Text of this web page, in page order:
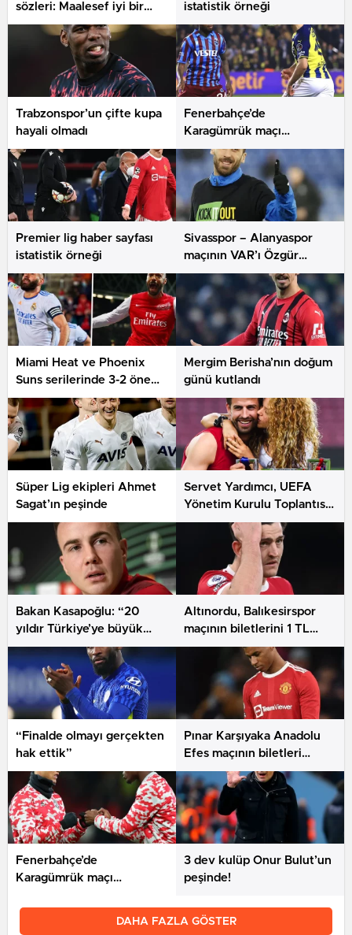
sözleri: Maalesef iyi bir
transfer
istatistik örneği
Trabzonspor’un çifte kupa
hayali olmadı
Fenerbahçe’de
Karagümrük maçı
hazırlıkları sürüyor
Premier lig haber sayfası
istatistik örneği
Sivasspor – Alanyaspor
maçının VAR’ı Özgür
Yankaya oldu
Miami Heat ve Phoenix
Suns serilerinde 3-2 öne
geçti
Mergim Berisha’nın doğum
günü kutlandı
Süper Lig ekipleri Ahmet
Sagat’ın peşinde
Servet Yardımcı, UEFA
Yönetim Kurulu Toplantısı
ve UEFA Kongresi’ne
Bakan Kasapoğlu: “20
yıldır Türkiye’ye büyük
emekler verdik”
Altınordu, Balıkesirspor
maçının biletlerini 1 TL
olarak belirledi
“Finalde olmayı gerçekten
hak ettik”
Pınar Karşıyaka Anadolu
Efes maçının biletleri
satışta
Fenerbahçe’de
Karagümrük maçı
3 dev kulüp Onur Bulut’un
peşinde!
DAHA FAZLA GÖSTER